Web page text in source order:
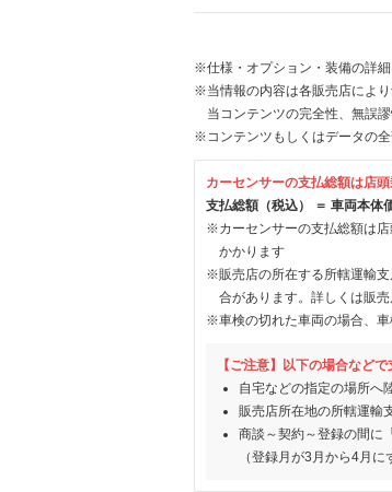
※仕様・オプション・装備の詳細
※当情報の内容は各販売店によ
当コンテンツの完全性、無誤
※コンテンツもしくはデータの全
カーセンサーの支払総額は店
支払総額（税込） ＝ 車両本体
※カーセンサーの支払総額は
かかります
※販売店の所在する所轄運輸
合があります。詳しくは販
※車検の切れた車両の場合、
【ご注意】以下の場合など
自宅などの指定の場所へ
販売店所在地の所轄運輸
商談～契約～登録の間に
（登録月が3月から4月